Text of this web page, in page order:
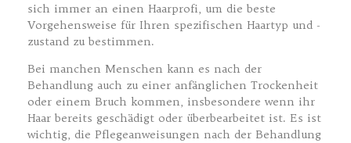
sich immer an einen Haarprofi, um die beste
Vorgehensweise für Ihren spezifischen Haartyp und -
zustand zu bestimmen.
Bei manchen Menschen kann es nach der
Behandlung auch zu einer anfänglichen Trockenheit
oder einem Bruch kommen, insbesondere wenn ihr
Haar bereits geschädigt oder überbearbeitet ist. Es ist
wichtig, die Pflegeanweisungen nach der Behandlung